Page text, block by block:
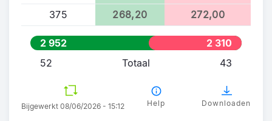
375 268,20 272,00
2 952
2 310
52
Totaal 43
Bijgewerkt 08/06/2026 - 15:12 Help Downloaden